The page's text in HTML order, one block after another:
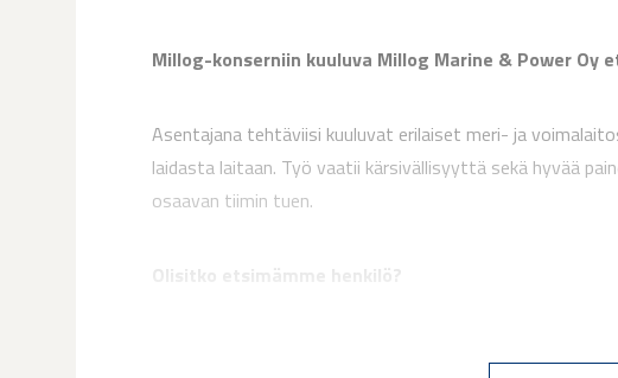
Millog-konserniin kuuluva Millog Marine & Power Oy
Asentajana tehtäviisi kuuluvat erilaiset meri- ja
laidasta laitaan. Työ vaatii kärsivällisyyttä sekä hyvää
osaavan tiimin tuen.